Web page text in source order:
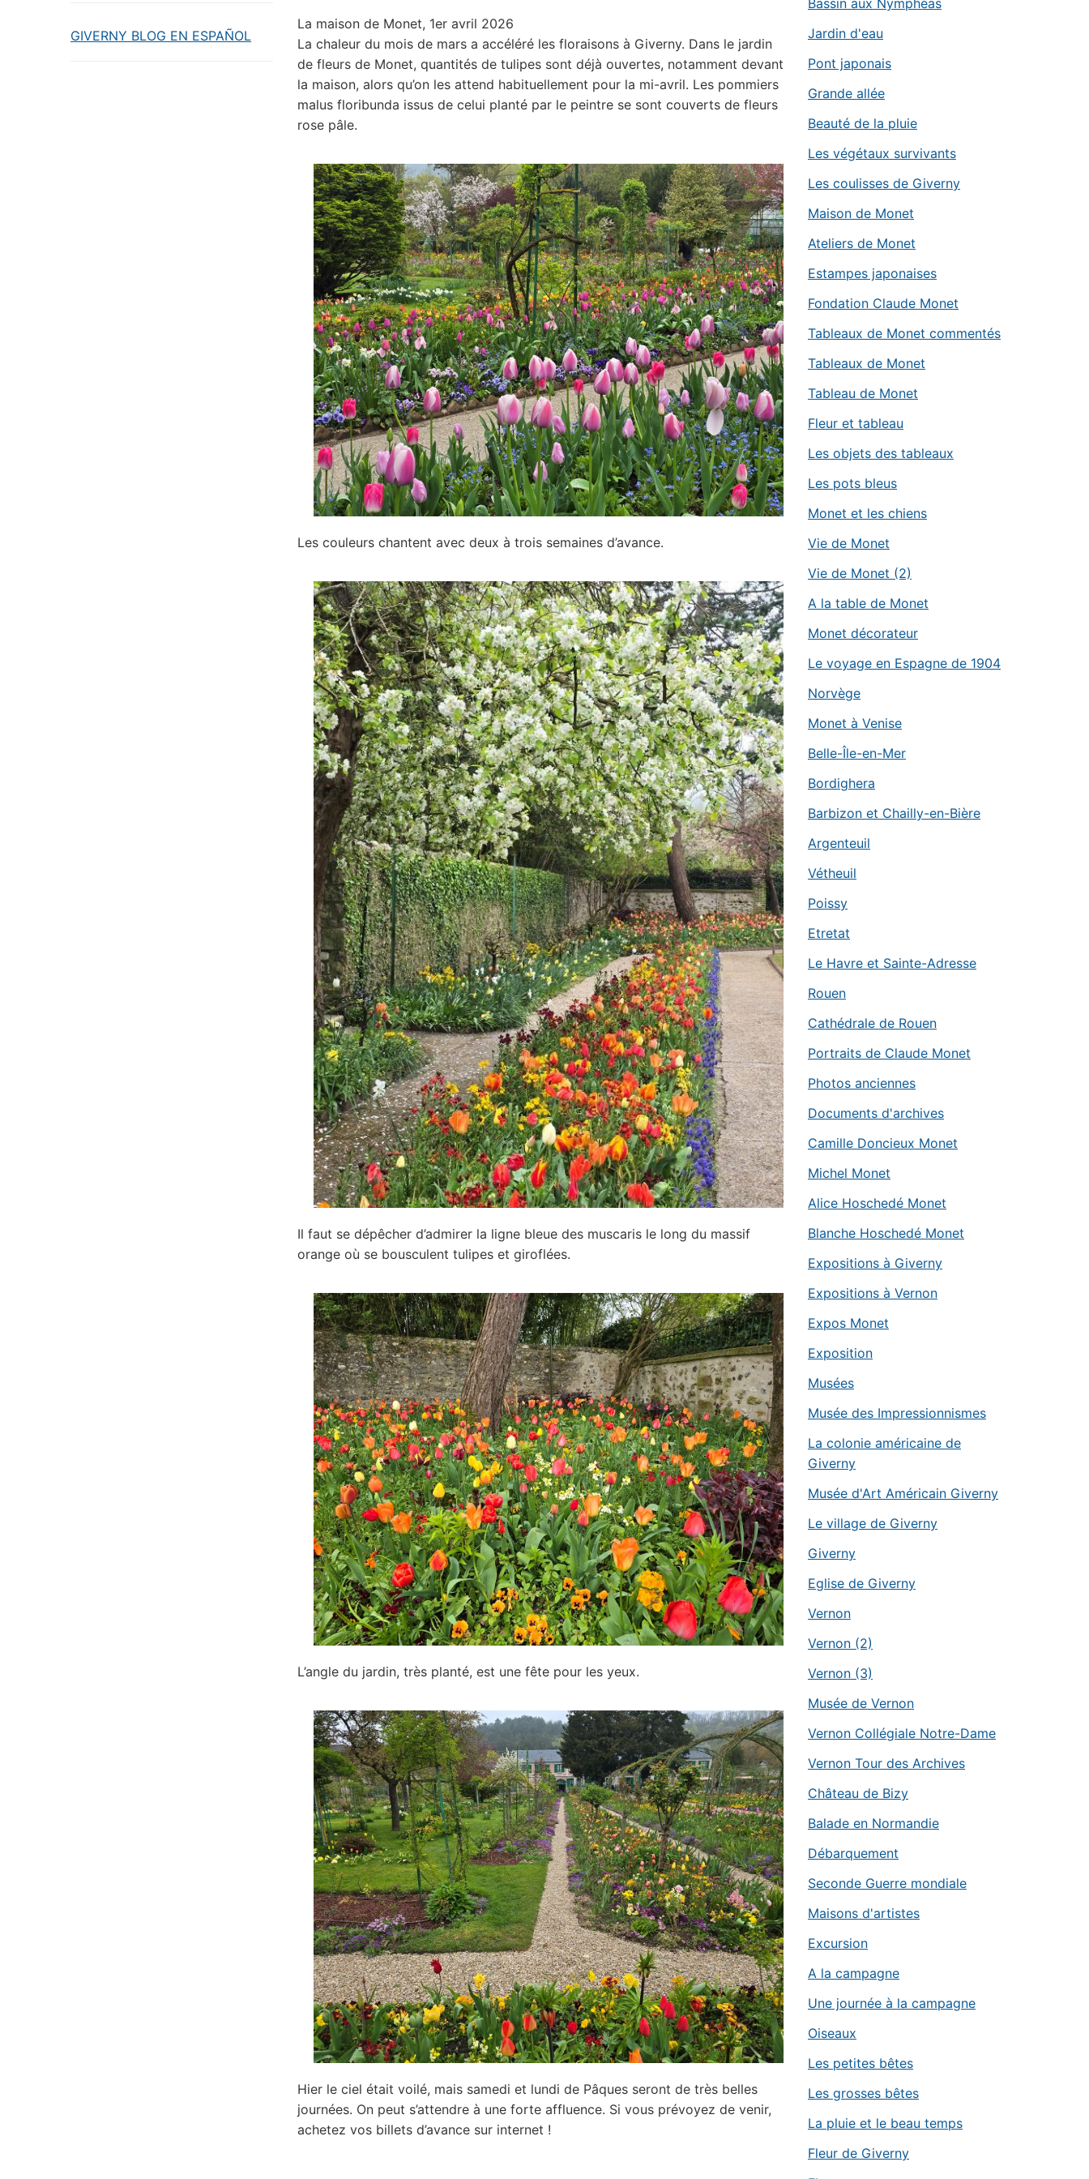
GIVERNY BLOG EN ESPAÑOL
La maison de Monet, 1er avril 2026
La chaleur du mois de mars a accéléré les floraisons à Giverny. Dans le jardin
de fleurs de Monet, quantités de tulipes sont déjà ouvertes, notamment devant
la maison, alors qu’on les attend habituellement pour la mi-avril. Les pommiers
malus floribunda issus de celui planté par le peintre se sont couverts de fleurs
rose pâle.
Les couleurs chantent avec deux à trois semaines d’avance.
Il faut se dépêcher d’admirer la ligne bleue des muscaris le long du massif
orange où se bousculent tulipes et giroflées.
L’angle du jardin, très planté, est une fête pour les yeux.
Hier le ciel était voilé, mais samedi et lundi de Pâques seront de très belles
journées. On peut s’attendre à une forte affluence. Si vous prévoyez de venir,
achetez vos billets d’avance sur internet !
Bassin aux Nymphéas
Jardin d'eau
Pont japonais
Grande allée
Beauté de la pluie
Les végétaux survivants
Les coulisses de Giverny
Maison de Monet
Ateliers de Monet
Estampes japonaises
Fondation Claude Monet
Tableaux de Monet commentés
Tableaux de Monet
Tableau de Monet
Fleur et tableau
Les objets des tableaux
Les pots bleus
Monet et les chiens
Vie de Monet
Vie de Monet (2)
A la table de Monet
Monet décorateur
Le voyage en Espagne de 1904
Norvège
Monet à Venise
Belle-Île-en-Mer
Bordighera
Barbizon et Chailly-en-Bière
Argenteuil
Vétheuil
Poissy
Etretat
Le Havre et Sainte-Adresse
Rouen
Cathédrale de Rouen
Portraits de Claude Monet
Photos anciennes
Documents d'archives
Camille Doncieux Monet
Michel Monet
Alice Hoschedé Monet
Blanche Hoschedé Monet
Expositions à Giverny
Expositions à Vernon
Expos Monet
Exposition
Musées
Musée des Impressionnismes
La colonie américaine de
Giverny
Musée d'Art Américain Giverny
Le village de Giverny
Giverny
Eglise de Giverny
Vernon
Vernon (2)
Vernon (3)
Musée de Vernon
Vernon Collégiale Notre-Dame
Vernon Tour des Archives
Château de Bizy
Balade en Normandie
Débarquement
Seconde Guerre mondiale
Maisons d'artistes
Excursion
A la campagne
Une journée à la campagne
Oiseaux
Les petites bêtes
Les grosses bêtes
La pluie et le beau temps
Fleur de Giverny